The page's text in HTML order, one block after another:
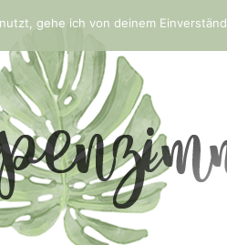
gehe ich von deinem